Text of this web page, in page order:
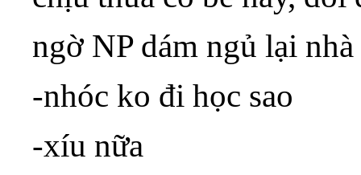
ngờ NP dám ngủ lại
-nhóc ko đi học sao
-xíu nữa